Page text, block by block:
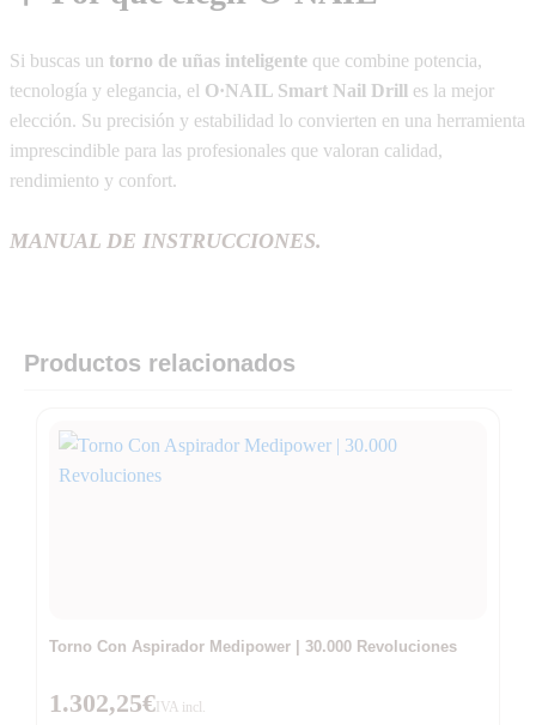
Si buscas un torno de uñas inteligente que combine potencia,
tecnología y elegancia, el O·NAIL Smart Nail Drill es la mejor
elección. Su precisión y estabilidad lo convierten en una herramienta
imprescindible para las profesionales que valoran calidad,
rendimiento y confort.
MANUAL DE INSTRUCCIONES.
Productos relacionados
Torno Con Aspirador Medipower | 30.000 Revoluciones
1.302,25€ IVA incl.